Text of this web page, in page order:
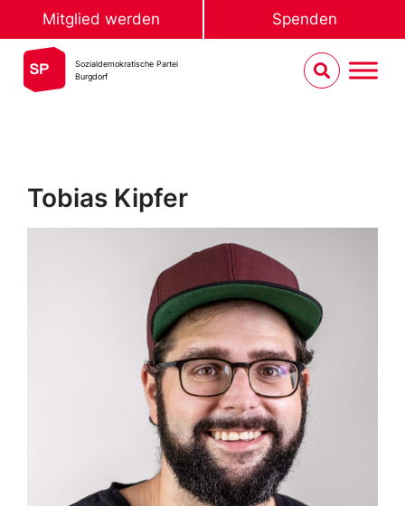
Mitglied werden Spenden
Sozialdemokratische Partei
Burgdorf
Tobias Kipfer